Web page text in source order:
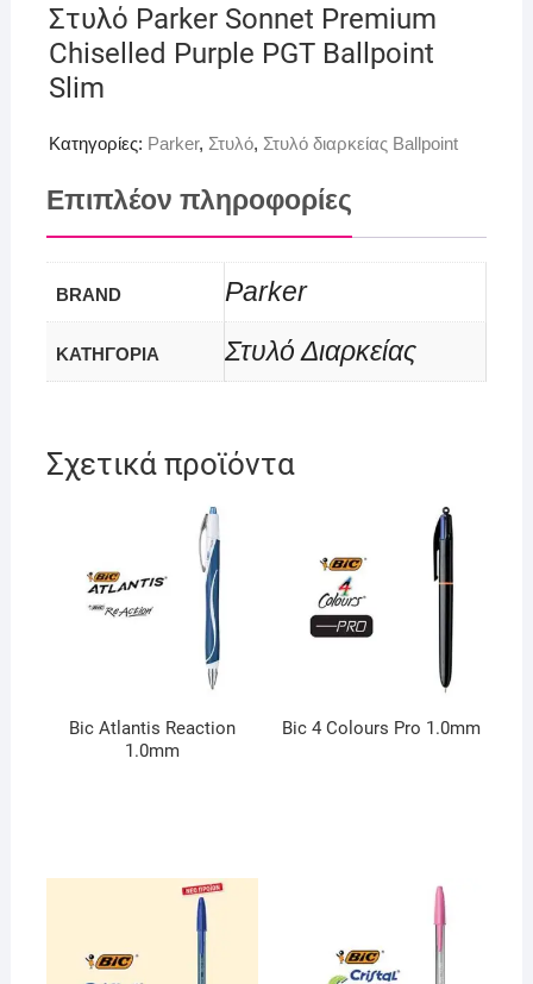
Στυλό Parker Sonnet Premium
Chiselled Purple PGT Ballpoint
Slim
Κατηγορίες: Parker, Στυλό, Στυλό διαρκείας Ballpoint
Επιπλέον πληροφορίες
BRAND Parker
ΚΑΤΗΓΟΡΙΑ Στυλό Διαρκείας
Σχετικά προϊόντα
Bic Atlantis Reaction
1.0mm
Bic 4 Colours Pro 1.0mm